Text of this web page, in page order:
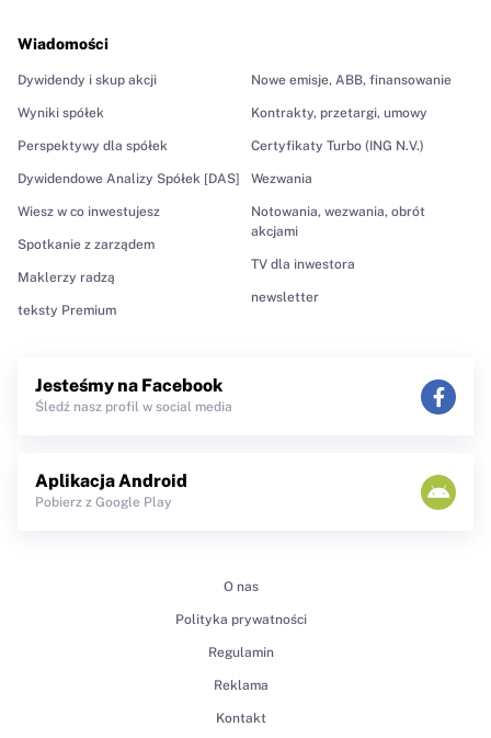
Wiadomości
Dywidendy i skup akcji
Wyniki spółek
Perspektywy dla spółek
Dywidendowe Analizy Spółek [DAS]
Wiesz w co inwestujesz
Spotkanie z zarządem
Maklerzy radzą
teksty Premium
Nowe emisje, ABB, finansowanie
Kontrakty, przetargi, umowy
Certyfikaty Turbo (ING N.V.)
Wezwania
Notowania, wezwania, obrót
akcjami
TV dla inwestora
newsletter
Jesteśmy na Facebook
Śledź nasz profil w social media
Aplikacja Android
Pobierz z Google Play
O nas
Polityka prywatności
Regulamin
Reklama
Kontakt